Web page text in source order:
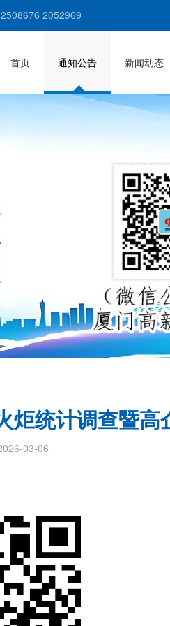
2052969
首页 通知公告 新闻动态
炬统计调查暨
03-06